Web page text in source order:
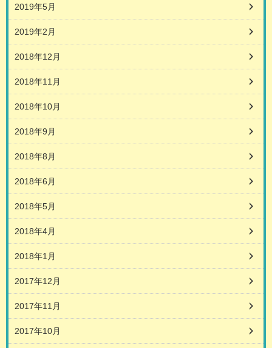
2019年5月
2019年2月
2018年12月
2018年11月
2018年10月
2018年9月
2018年8月
2018年6月
2018年5月
2018年4月
2018年1月
2017年12月
2017年11月
2017年10月